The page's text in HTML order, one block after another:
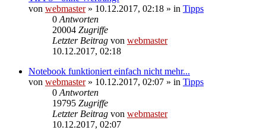
von webmaster» 10.12.2017, 02:18 » in Tipps
0 Antworten
20004 Zugriffe
Letzter Beitrag von webmaster
10.12.2017, 02:18
Notebook funktioniert einfach nicht mehr...
von webmaster» 10.12.2017, 02:07 » in Tipps
0 Antworten
19795 Zugriffe
Letzter Beitrag von webmaster
10.12.2017, 02:07